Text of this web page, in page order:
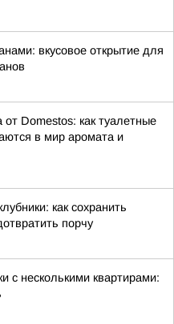
вкусовое открытие для
Domestos: как туалетные
в мир аромата и
как сохранить
порчу
с несколькими квартирами: